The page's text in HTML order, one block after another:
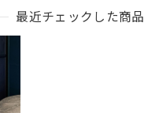
最近チェックした商品